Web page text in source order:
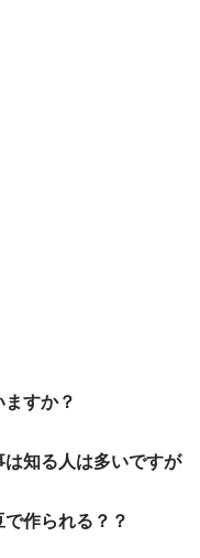
ますか？
は知る人は多いですが
作られる？？